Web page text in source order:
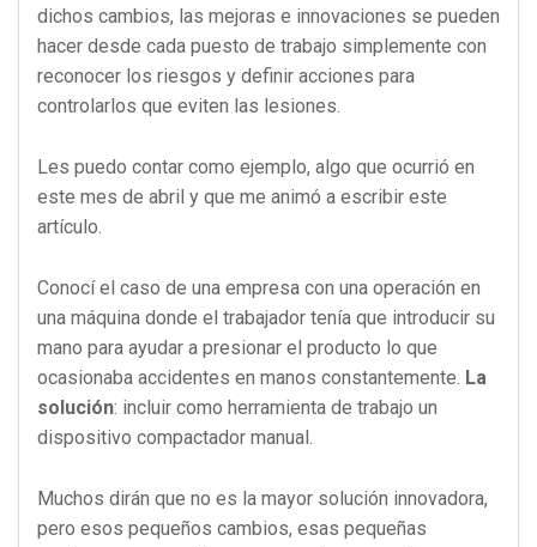
dichos cambios, las mejoras e innovaciones se pueden
hacer desde cada puesto de trabajo simplemente con
reconocer los riesgos y definir acciones para
controlarlos que eviten las lesiones.
Les puedo contar como ejemplo, algo que ocurrió en
este mes de abril y que me animó a escribir este
artículo.
Conocí el caso de una empresa con una operación en
una máquina donde el trabajador tenía que introducir su
mano para ayudar a presionar el producto lo que
ocasionaba accidentes en manos constantemente. La
solución: incluir como herramienta de trabajo un
dispositivo compactador manual.
Muchos dirán que no es la mayor solución innovadora,
pero esos pequeños cambios, esas pequeñas